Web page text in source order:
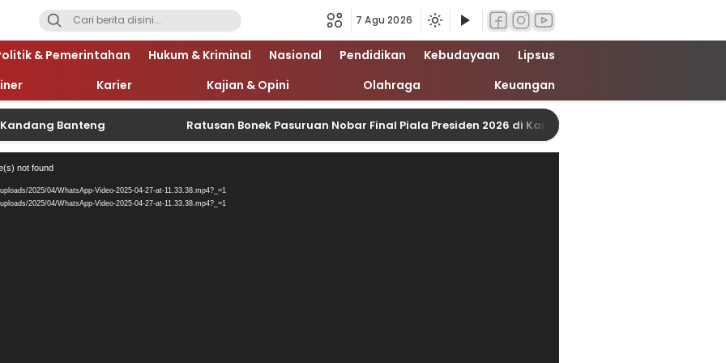
7 Agu 2026
& Pemerintahan Hukum & Kriminal Nasional Pendidikan Kebudayaan
Lipsus
Karier Kajian & Opini Olahraga Keuangan
Banteng Ratusan Bonek Pasuruan Nobar Final Piala Presiden 2026 di Kantor PDI Perjuangan, Berlangsung
not found
2025/04/WhatsApp-Video-2025-04-27-at-11.33.38.mp4?_=1
2025/04/WhatsApp-Video-2025-04-27-at-11.33.38.mp4?_=1